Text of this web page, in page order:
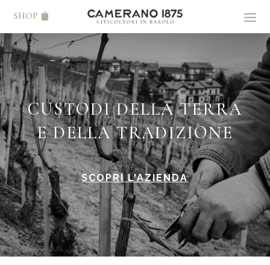
SHOP
CUSTODI DELLA TERRA
E DELLA TRADIZIONE
SCOPRI L'AZIENDA